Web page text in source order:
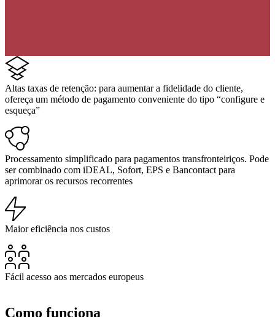
Altas taxas de retenção: para aumentar a fidelidade do cliente,
ofereça um método de pagamento conveniente do tipo “configure e
esqueça”
Processamento simplificado para pagamentos transfronteiriços. Pode
ser combinado com iDEAL, Sofort, EPS e Bancontact para
aprimorar os recursos recorrentes
Maior eficiência nos custos
Fácil acesso aos mercados europeus
Como funciona